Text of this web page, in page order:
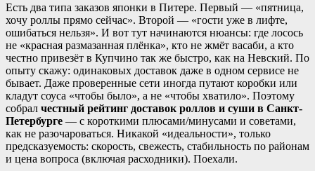
Есть два типа заказов японки в Питере. Первый — «пятница,
хочу роллы прямо сейчас». Второй — «гости уже в лифте,
ошибаться нельзя». И вот тут начинаются нюансы: где лосось
не «красная размазанная плёнка», кто не жмёт васаби, а кто
честно привезёт в Купчино так же быстро, как на Невский. По
опыту скажу: одинаковых доставок даже в одном сервисе не
бывает. Даже проверенные сети иногда путают коробки или
кладут соуса «чтобы было», а не «чтобы хватило». Поэтому
собрал честный рейтинг доставок роллов и суши в Санкт-
Петербурге — с короткими плюсами/минусами и советами,
как не разочароваться. Никакой «идеальности», только
предсказуемость: скорость, свежесть, стабильность по районам
и цена вопроса (включая расходники). Поехали.